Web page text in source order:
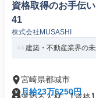
資格取得のお手伝
41
株式会社MUSASHI
建築・不動産業界の
宮崎県都城市
月給23万6250円